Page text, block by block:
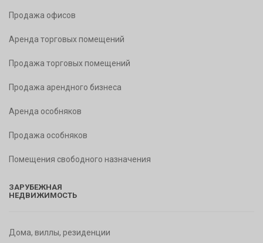
Продажа офисов
Аренда торговых помещений
Продажа торговых помещений
Продажа арендного бизнеса
Аренда особняков
Продажа особняков
Помещения свободного назначения
ЗАРУБЕЖНАЯ
НЕДВИЖИМОСТЬ
Дома, виллы, резиденции